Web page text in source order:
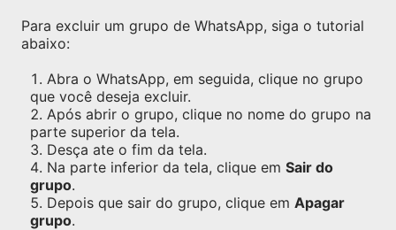
Para excluir um grupo de WhatsApp, siga o tutorial
abaixo:
Abra o WhatsApp, em seguida, clique no grupo
que você deseja excluir.
Após abrir o grupo, clique no nome do grupo na
parte superior da tela.
Desça ate o fim da tela.
Na parte inferior da tela, clique em Sair do
grupo.
Depois que sair do grupo, clique em Apagar
grupo.